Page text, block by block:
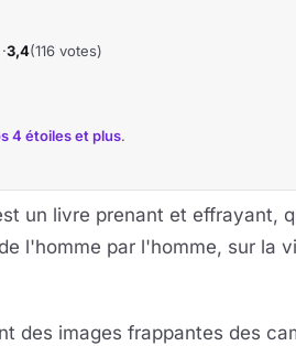
3,4(116 votes)
4 étoiles et plus.
un livre prenant et effrayant,
l'homme par l'homme, sur la
des images frappantes des